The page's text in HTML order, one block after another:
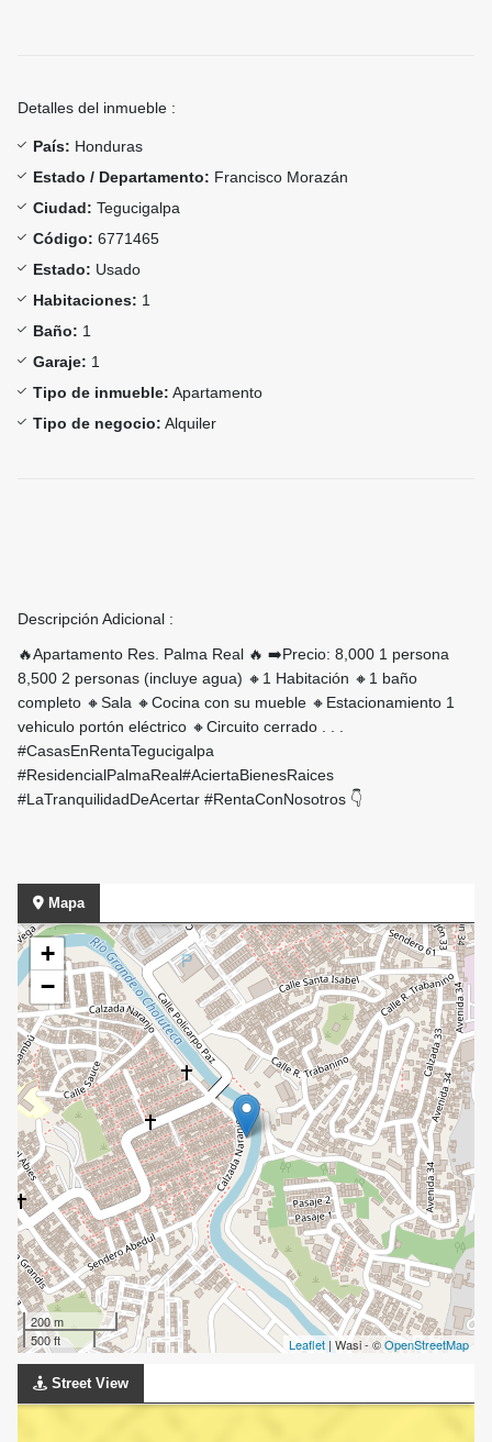
Detalles del inmueble :
País: Honduras
Estado / Departamento: Francisco Morazán
Ciudad: Tegucigalpa
Código: 6771465
Estado: Usado
Habitaciones: 1
Baño: 1
Garaje: 1
Tipo de inmueble: Apartamento
Tipo de negocio: Alquiler
Descripción Adicional :
🔥Apartamento Res. Palma Real 🔥 ➡️Precio: 8,000 1 persona
8,500 2 personas (incluye agua) 🔸️1 Habitación 🔸️1 baño
completo 🔸️️Sala 🔸️️Cocina con su mueble 🔸️Estacionamiento 1
vehiculo portón eléctrico 🔸️Circuito cerrado . . .
#CasasEnRentaTegucigalpa
#ResidencialPalmaReal#AciertaBienesRaices
#LaTranquilidadDeAcertar #RentaConNosotros 👇
Mapa
+
−
200 m
500 ft
Leaflet | Wasi - ©OpenStreetMap
Street View